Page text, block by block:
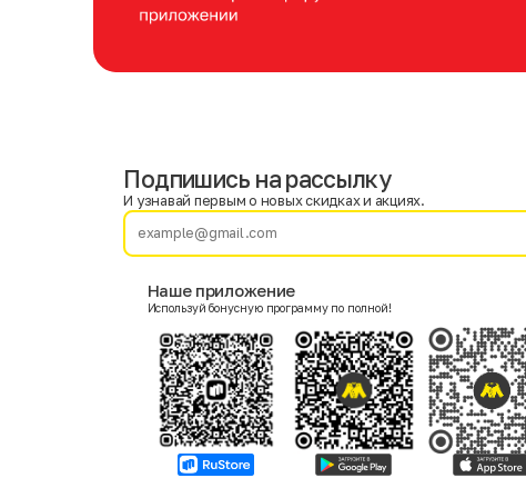
Фамилия
Женский
Согласие на получение чеков по электронной почте
Подпишись на рассылку
И узнавай первым о новых скидках и акциях.
Наше приложение
Используй бонусную программу по полной!